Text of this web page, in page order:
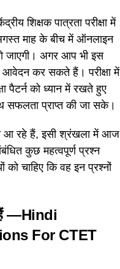
शिक्षक पात्रता परीक्षा में
माह के बीच में ऑनलाइन
जाएगी। अगर आप भी इस
आवेदन कर सकते हैं। परीक्षा में
पैटर्न को ध्यान में रखते हुए
प्राप्त की जा सके।
आ रहे हैं, इसी श्रंखला में आज
कुछ महत्वपूर्ण प्रश्न
चाहिए कि वह इन प्रश्नों
—Hindi
For CTET